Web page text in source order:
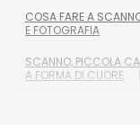
COSA FARE A
E FOTOGRAFIA
SCANNO, PICCOLA
A FORMA DI CUORE